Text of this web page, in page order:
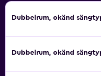
Dubbelrum, okänd
Dubbelrum, okänd